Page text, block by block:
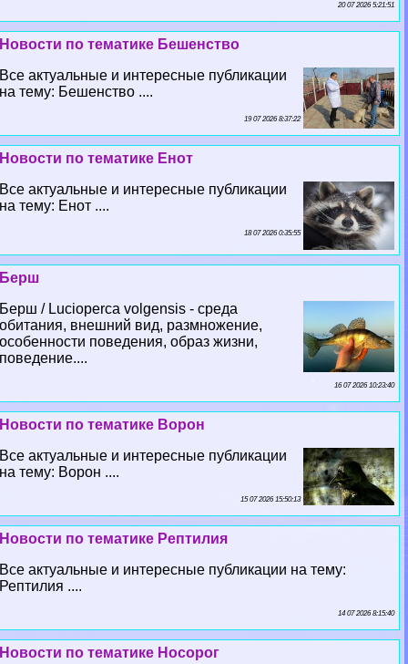
20 07 2026 5:21:51
Новости по тематике Бешенство
Все актуальные и интересные публикации
на тему: Бешенство ....
19 07 2026 8:37:22
Новости по тематике Енот
Все актуальные и интересные публикации
на тему: Енот ....
18 07 2026 0:35:55
Берш
Берш / Lucioperca volgensis - среда
обитания, внешний вид, размножение,
особенности поведения, образ жизни,
поведение....
16 07 2026 10:23:40
Новости по тематике Ворон
Все актуальные и интересные публикации
на тему: Ворон ....
15 07 2026 15:50:13
Новости по тематике Рептилия
Все актуальные и интересные публикации на тему:
Рептилия ....
14 07 2026 8:15:40
Новости по тематике Носорог